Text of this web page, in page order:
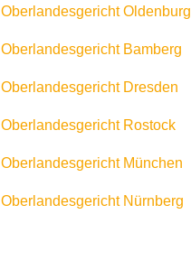
Oberlandesgericht Oldenburg
Oberlandesgericht Bamberg
Oberlandesgericht Dresden
Oberlandesgericht Rostock
Oberlandesgericht München
Oberlandesgericht Nürnberg